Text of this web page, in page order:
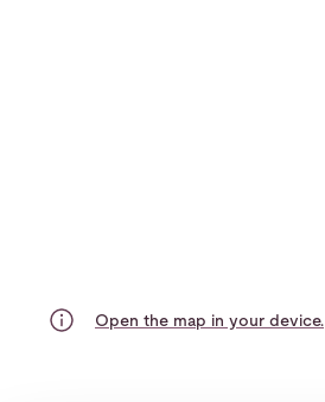
Open the map in your device.